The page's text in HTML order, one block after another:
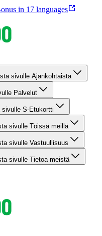
in 17 languages
sivulle Ajankohtaista
Palvelut
S-Etukortti
sivulle Töissä meillä
sivulle Vastuullisuus
sivulle Tietoa meistä